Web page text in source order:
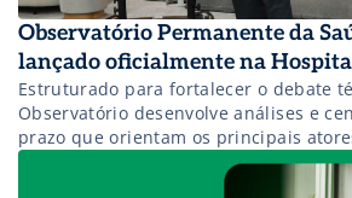
Observatório Permanente da
lançado oficialmente na
Estruturado para fortalecer o debate
Observatório desenvolve análises e
prazo que orientam os principais
iniciativa oferece inteligência
gestão pública e o desenvolvimento